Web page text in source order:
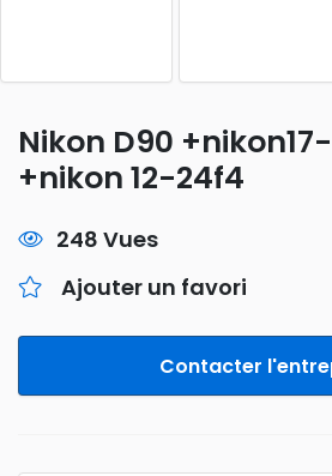
Nikon D90
+nikon 12-24f4
248 Vues
Ajouter un favori
Contacter